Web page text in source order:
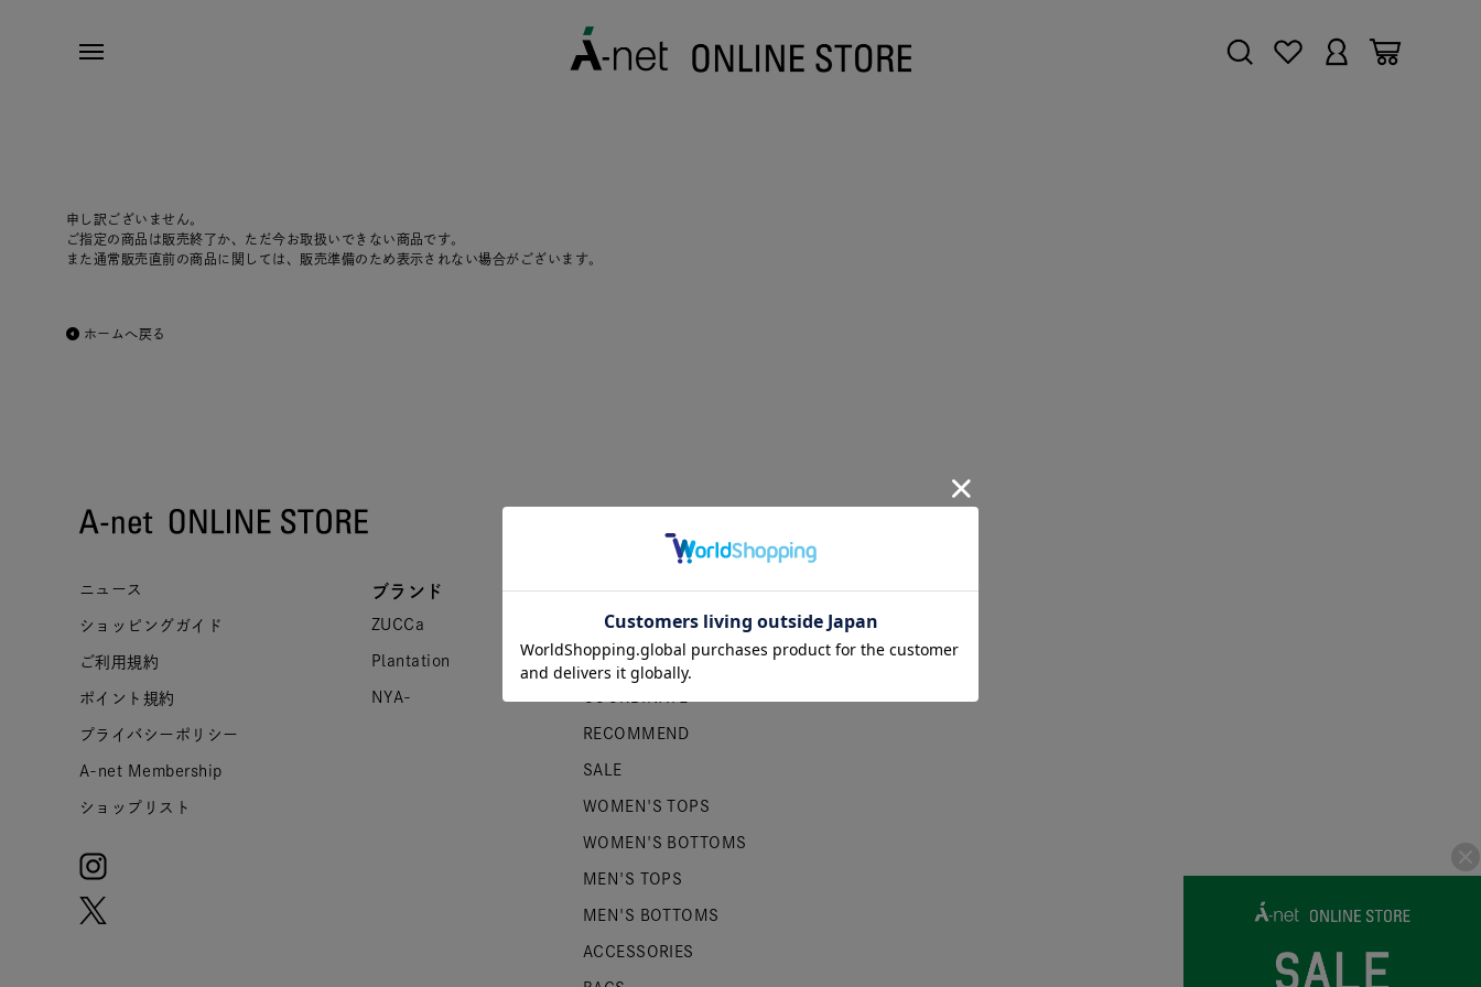
申し訳ございません。
ご指定の商品は販売終了か、ただ今お取扱いできない商品です。
また通常販売直前の商品に関しては、販売準備のため表示されない場合がございます。
ホームへ戻る
ニュース
ショッピングガイド
ご利用規約
ポイント規約
プライバシーポリシー
A-net Membership
ショップリスト
ブランド
ZUCCa
Plantation
NYA-
カテゴリー
NEW ITEMS
PRE ORDER
RECOMMEND
SALE
WOMEN'S TOPS
WOMEN'S BOTTOMS
MEN'S TOPS
MEN'S BOTTOMS
ACCESSORIES